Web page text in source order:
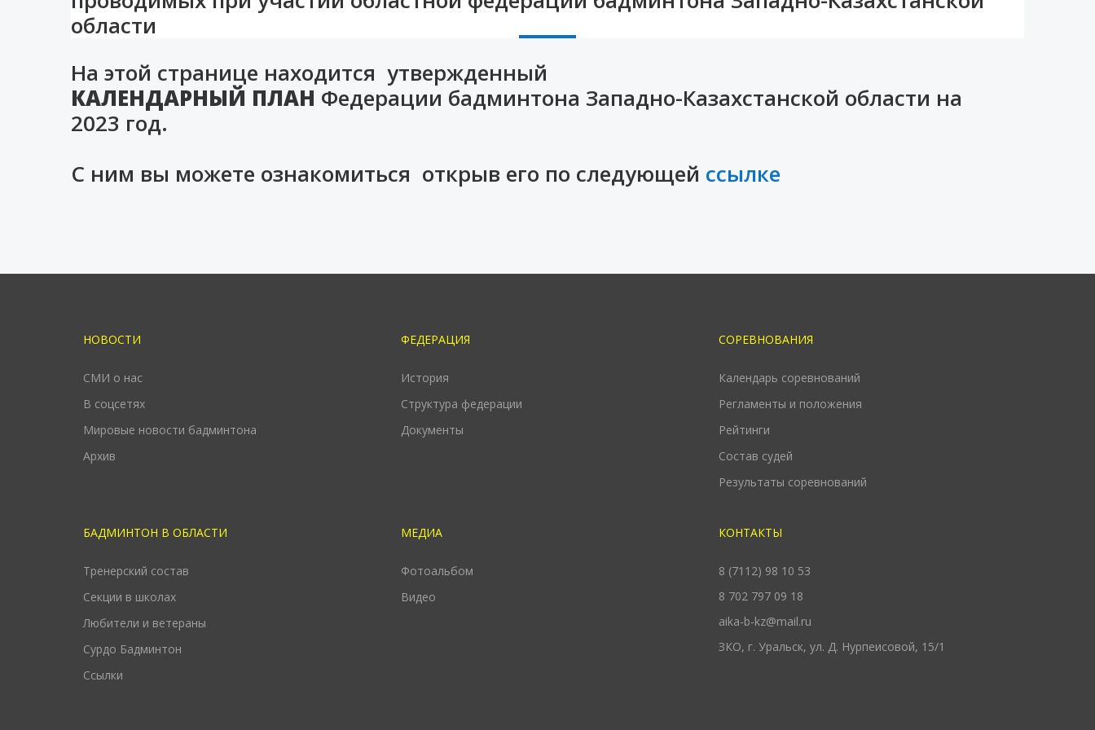
области
На этой странице находится утвержденный
КАЛЕНДАРНЫЙ ПЛАН Федерации бадминтона Западно-Казахстанской области на
2023 год.
С ним вы можете ознакомиться открыв его по следующей ссылке
НОВОСТИ
СМИ о нас
В соцсетях
Мировые новости бадминтона
Архив
ФЕДЕРАЦИЯ
История
Структура федерации
Документы
СОРЕВНОВАНИЯ
Календарь соревнований
Регламенты и положения
Рейтинги
Состав судей
Результаты соревнований
БАДМИНТОН В ОБЛАСТИ
Тренерский состав
Секции в школах
Любители и ветераны
Сурдо Бадминтон
Ссылки
МЕДИА
Фотоальбом
Видео
КОНТАКТЫ
8 (7112) 98 10 53
8 702 797 09 18
aika-b-kz@mail.ru
ЗКО, г. Уральск, ул. Д. Нурпеисовой, 15/1